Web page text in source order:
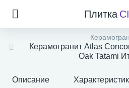
Плитка
Керамогранит Atlas
Oak Tatami
Описание